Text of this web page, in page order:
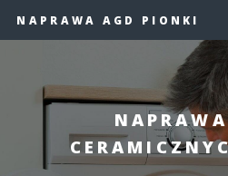
NAPRAWA AGD PIONKI